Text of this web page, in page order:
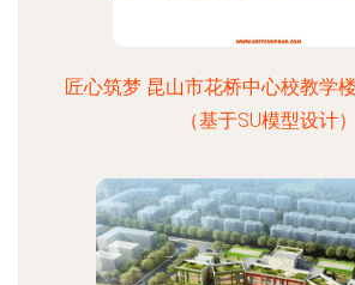
匠心筑梦 昆山市花桥中心校教学
（基于SU模型设计）